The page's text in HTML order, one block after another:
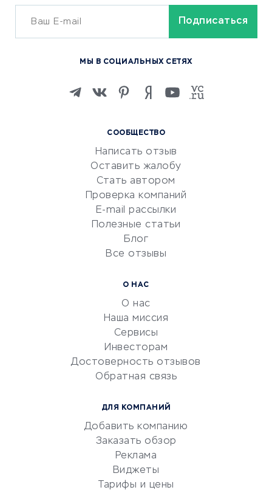
ОБУЧЕНИЕ И РАБОТА
Изучение иностранных
Маркетинг и продажи
Репетиторство
Красота и здоровье
Сервисы по поиску работы
Сетевой маркетинг
УСЛУГИ ДЛЯ БИЗНЕСА
документооборот
Юридические компании
Бухгалтерия онлайн
СООБЩЕСТВО
Написать отзыв
Оставить жалобу
Стать автором
Проверка компаний
E-mail рассылки
Полезные статьи
Блог
Все отзывы
О НАС
О нас
Наша миссия
Сервисы
Инвесторам
Достоверность отзывов
Обратная связь
ДЛЯ КОМПАНИЙ
Добавить компанию
Заказать обзор
Реклама
Виджеты
Тарифы и цены
МЫ В СОЦИАЛЬНЫХ СЕТЯХ